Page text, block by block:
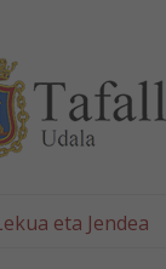
eta Jendea